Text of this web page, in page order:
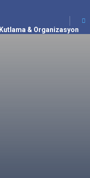
Kutlama & Organizasyon